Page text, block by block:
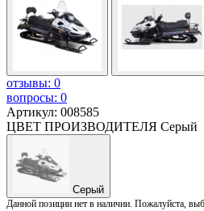
отзывы: 0
вопросы: 0
Артикул: 008585
ЦВЕТ ПРОИЗВОДИТЕЛЯ Серый
Серый
Данной позиции нет в наличии. Пожалуйста,